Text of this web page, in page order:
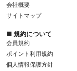
会社概要
サイトマップ
■ 規約について
会員規約
ポイント利用規約
個人情報保護方針